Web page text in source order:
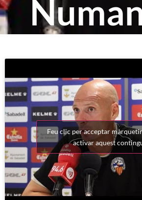
Feu clic per acceptar
activar aquest